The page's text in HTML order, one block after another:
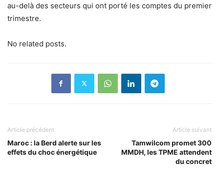
au-delà des secteurs qui ont porté les comptes du premier
trimestre.
No related posts.
Article précédent
Maroc : la Berd alerte sur les
effets du choc énergétique
Article suivant
Tamwilcom promet 300
MMDH, les TPME attendent
du concret